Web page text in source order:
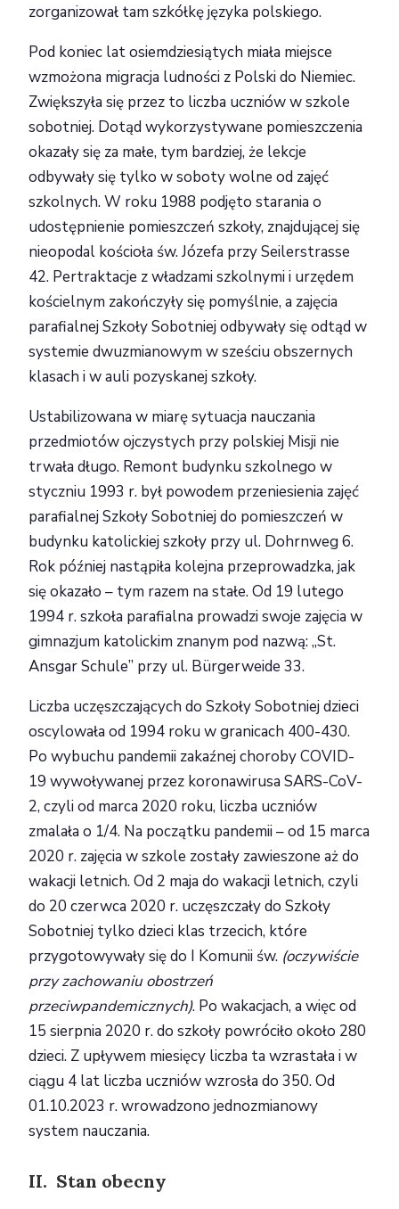
zorganizował tam szkółkę języka polskiego.
Pod koniec lat osiemdziesiątych miała miejsce
wzmożona migracja ludności z Polski do Niemiec.
Zwiększyła się przez to liczba uczniów w szkole
sobotniej. Dotąd wykorzystywane pomieszczenia
okazały się za małe, tym bardziej, że lekcje
odbywały się tylko w soboty wolne od zajęć
szkolnych. W roku 1988 podjęto starania o
udostępnienie pomieszczeń szkoły, znajdującej się
nieopodal kościoła św. Józefa przy Seilerstrasse
42. Pertraktacje z władzami szkolnymi i urzędem
kościelnym zakończyły się pomyślnie, a zajęcia
parafialnej Szkoły Sobotniej odbywały się odtąd w
systemie dwuzmianowym w sześciu obszernych
klasach i w auli pozyskanej szkoły.
Ustabilizowana w miarę sytuacja nauczania
przedmiotów ojczystych przy polskiej Misji nie
trwała długo. Remont budynku szkolnego w
styczniu 1993 r. był powodem przeniesienia zajęć
parafialnej Szkoły Sobotniej do pomieszczeń w
budynku katolickiej szkoły przy ul. Dohrnweg 6.
Rok później nastąpiła kolejna przeprowadzka, jak
się okazało – tym razem na stałe. Od 19 lutego
1994 r. szkoła parafialna prowadzi swoje zajęcia w
gimnazjum katolickim znanym pod nazwą: „St.
Ansgar Schule” przy ul. Bürgerweide 33.
Liczba uczęszczających do Szkoły Sobotniej dzieci
oscylowała od 1994 roku w granicach 400-430.
Po wybuchu pandemii zakaźnej choroby COVID-
19 wywoływanej przez koronawirusa SARS-CoV-
2, czyli od marca 2020 roku, liczba uczniów
zmalała o 1/4. Na początku pandemii – od 15 marca
2020 r. zajęcia w szkole zostały zawieszone aż do
wakacji letnich. Od 2 maja do wakacji letnich, czyli
do 20 czerwca 2020 r. uczęszczały do Szkoły
Sobotniej tylko dzieci klas trzecich, które
przygotowywały się do I Komunii św. (oczywiście
przy zachowaniu obostrzeń
przeciwpandemicznych). Po wakacjach, a więc od
15 sierpnia 2020 r. do szkoły powróciło około 280
dzieci. Z upływem miesięcy liczba ta wzrastała i w
ciągu 4 lat liczba uczniów wzrosła do 350. Od
01.10.2023 r. wrowadzono jednozmianowy
system nauczania.
II. Stan obecny